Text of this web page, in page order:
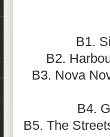
B1.
B2.
B3. Nova
B4.
B5. The